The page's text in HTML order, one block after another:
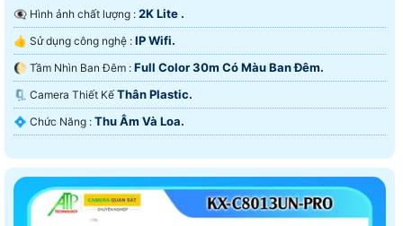
👁️‍🗨 Hình ảnh chất lượng : 2K Lite .
👍 Sử dụng công nghệ : IP Wifi.
🌔 Tầm Nhìn Ban Đêm : Full Color 30m Có Màu Ban Ðêm.
🗜️ Camera Thiết Kế Thân Plastic.
️💠 Chức Năng : Thu Âm Và Loa.